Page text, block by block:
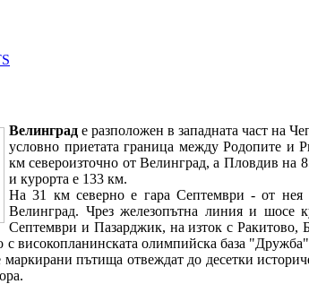
Велинград е разположен в западната част на
условно приетата граница между Родопите и
км североизточно от Велинград, а Пловдив на
и курорта е 133 км.
На 31 км северно е гара Септември - от нея
Велинград. Чрез железопътна линия и шосе
Септември и Пазарджик, на изток с Ракитово,
високопланинската олимпийска база
пътища отвеждат до десетки